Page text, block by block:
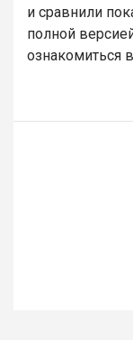
и сравнили
полной
ознакомиться